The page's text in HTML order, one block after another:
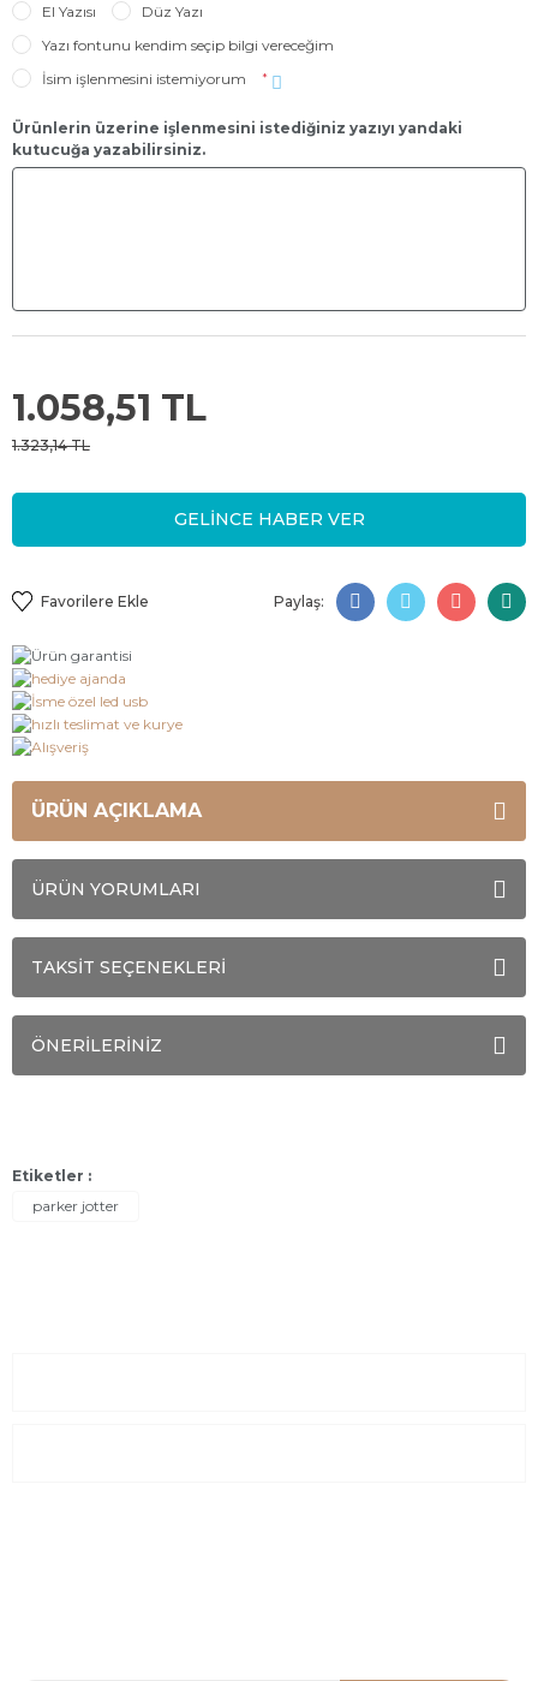
El Yazısı
Düz Yazı
Yazı fontunu kendim seçip bilgi vereceğim
İsim işlenmesini istemiyorum
*
Ürünlerin üzerine işlenmesini istediğiniz yazıyı yandaki
kutucuğa yazabilirsiniz.
1.058,51 TL
1.323,14 TL
GELİNCE HABER VER
Paylaş:
ÜRÜN AÇIKLAMA
ÜRÜN YORUMLARI
TAKSİT SEÇENEKLERİ
ÖNERİLERİNİZ
Etiketler :
parker jotter